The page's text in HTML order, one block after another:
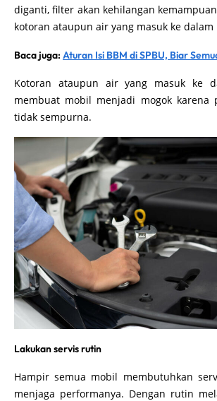
diganti, filter akan kehilangan
kotoran ataupun air yang masuk ke dalam
Baca juga: Aturan Isi BBM di SPBU, Biar
Kotoran ataupun air yang masuk ke
membuat mobil menjadi mogok karena
tidak sempurna.
Lakukan servis rutin
Hampir semua mobil membutuhkan
menjaga performanya. Dengan rutin